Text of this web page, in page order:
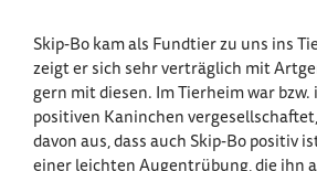
Skip-Bo kam als Fundtier zu uns ins
zeigt er sich sehr verträglich mit
gern mit diesen. Im Tierheim war bzw.
positiven Kaninchen
davon aus, dass auch Skip-Bo positiv
einer leichten Augentrübung, die ihn